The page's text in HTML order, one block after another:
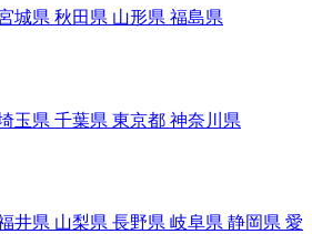
城県 秋田県 山形県 福島県
玉県 千葉県 東京都 神奈川県
井県 山梨県 長野県 岐阜県 静岡県 愛